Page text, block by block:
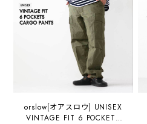
orslow[オアスロウ] UNISEX
VINTAGE FIT 6 POCKETS